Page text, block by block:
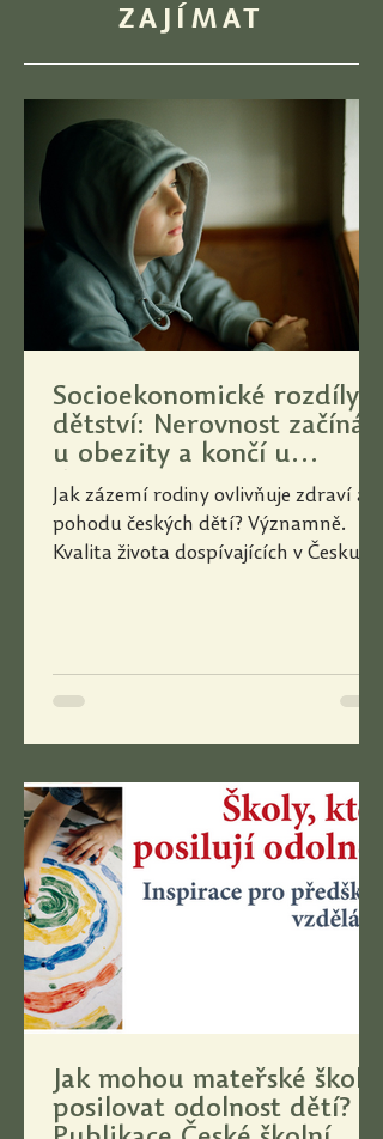
ZAJÍMAT
Socioekonomické rozdíly v
dětství: Nerovnost začíná
u obezity a končí u
depresí
Jak zázemí rodiny ovlivňuje zdraví a
pohodu českých dětí? Významně.
Kvalita života dospívajících v Česku
mezinárodní studie HBSC (Health
řešitelský tým z Univerzity Palackého,
potvrzují, že rodinné zázemí je
klíčovým faktorem, který se promítá
do duševního zdraví, str
Jak mohou mateřské školy
posilovat odolnost dětí? |